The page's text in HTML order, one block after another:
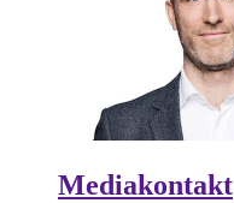
Mediakontakt